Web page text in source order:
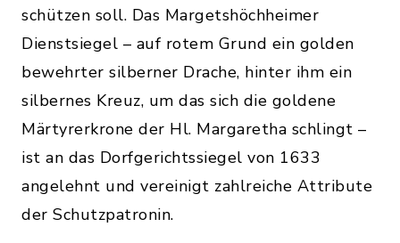
schützen soll. Das Margetshöchheimer
Dienstsiegel – auf rotem Grund ein golden
bewehrter silberner Drache, hinter ihm ein
silbernes Kreuz, um das sich die goldene
Märtyrerkrone der Hl. Margaretha schlingt –
ist an das Dorfgerichtssiegel von 1633
angelehnt und vereinigt zahlreiche Attribute
der Schutzpatronin.